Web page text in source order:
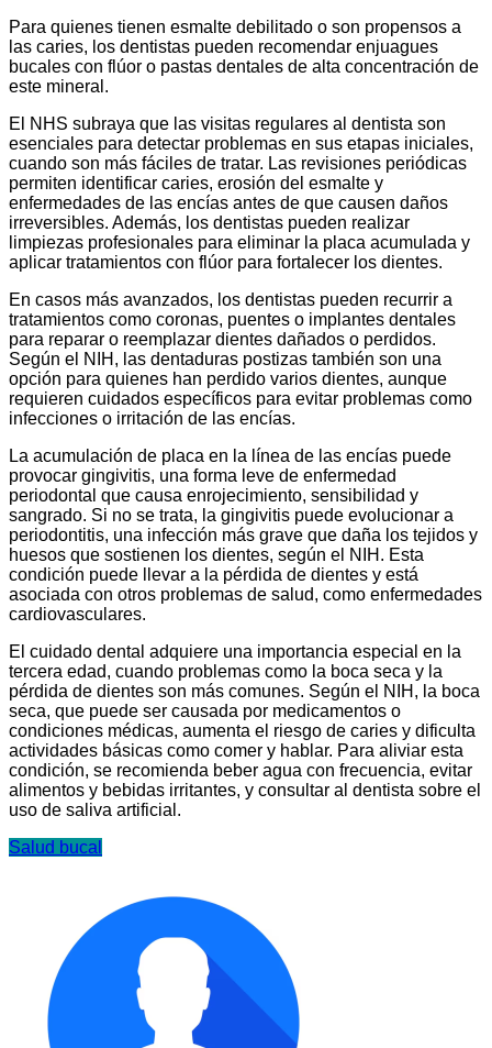
Para quienes tienen esmalte debilitado o son propensos a
las caries, los dentistas pueden recomendar enjuagues
bucales con flúor o pastas dentales de alta concentración de
este mineral.
El NHS subraya que las visitas regulares al dentista son
esenciales para detectar problemas en sus etapas iniciales,
cuando son más fáciles de tratar. Las revisiones periódicas
permiten identificar caries, erosión del esmalte y
enfermedades de las encías antes de que causen daños
irreversibles. Además, los dentistas pueden realizar
limpiezas profesionales para eliminar la placa acumulada y
aplicar tratamientos con flúor para fortalecer los dientes.
En casos más avanzados, los dentistas pueden recurrir a
tratamientos como coronas, puentes o implantes dentales
para reparar o reemplazar dientes dañados o perdidos.
Según el NIH, las dentaduras postizas también son una
opción para quienes han perdido varios dientes, aunque
requieren cuidados específicos para evitar problemas como
infecciones o irritación de las encías.
La acumulación de placa en la línea de las encías puede
provocar gingivitis, una forma leve de enfermedad
periodontal que causa enrojecimiento, sensibilidad y
sangrado. Si no se trata, la gingivitis puede evolucionar a
periodontitis, una infección más grave que daña los tejidos y
huesos que sostienen los dientes, según el NIH. Esta
condición puede llevar a la pérdida de dientes y está
asociada con otros problemas de salud, como enfermedades
cardiovasculares.
El cuidado dental adquiere una importancia especial en la
tercera edad, cuando problemas como la boca seca y la
pérdida de dientes son más comunes. Según el NIH, la boca
seca, que puede ser causada por medicamentos o
condiciones médicas, aumenta el riesgo de caries y dificulta
actividades básicas como comer y hablar. Para aliviar esta
condición, se recomienda beber agua con frecuencia, evitar
alimentos y bebidas irritantes, y consultar al dentista sobre el
uso de saliva artificial.
Salud bucal